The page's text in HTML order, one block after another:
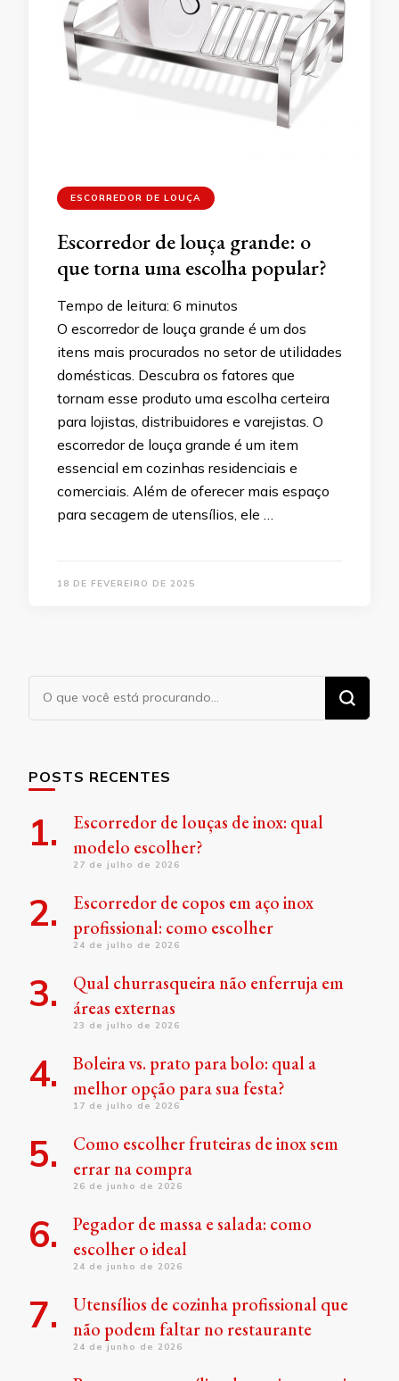
ESCORREDOR DE LOUÇA
Escorredor de louça grande: o
que torna uma escolha popular?
Tempo de leitura: 6 minutos
O escorredor de louça grande é um dos
itens mais procurados no setor de utilidades
domésticas. Descubra os fatores que
tornam esse produto uma escolha certeira
para lojistas, distribuidores e varejistas. O
escorredor de louça grande é um item
essencial em cozinhas residenciais e
comerciais. Além de oferecer mais espaço
para secagem de utensílios, ele …
18 DE FEVEREIRO DE 2025
Procurando
algo?
POSTS RECENTES
Escorredor de louças de inox: qual
modelo escolher?
27 de julho de 2026
Escorredor de copos em aço inox
profissional: como escolher
24 de julho de 2026
Qual churrasqueira não enferruja em
áreas externas
23 de julho de 2026
Boleira vs. prato para bolo: qual a
melhor opção para sua festa?
17 de julho de 2026
Como escolher fruteiras de inox sem
errar na compra
26 de junho de 2026
Pegador de massa e salada: como
escolher o ideal
24 de junho de 2026
Utensílios de cozinha profissional que
não podem faltar no restaurante
24 de junho de 2026